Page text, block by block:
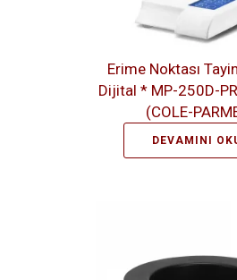
Erime Noktası
Dijital * MP-250D-
(COLE-
DEVAMINI